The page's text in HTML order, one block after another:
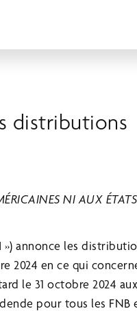
distributions
NI AUX
») annonce les
2024 en ce qui
le 31 octobre 2024 aux
pour tous les FNB